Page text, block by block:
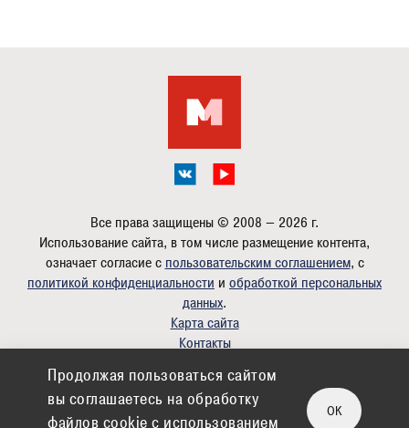
Все права защищены © 2008 — 2026 г.
Использование сайта, в том числе размещение контента,
означает согласие с пользовательским соглашением, с
политикой конфиденциальности и обработкой персональных
данных.
Карта сайта
Контакты
romanlazarev.com
Партнер: Фитнес в Электростали
Продолжая пользоваться сайтом
вы соглашаетесь на обработку
файлов cookie c использованием
OK